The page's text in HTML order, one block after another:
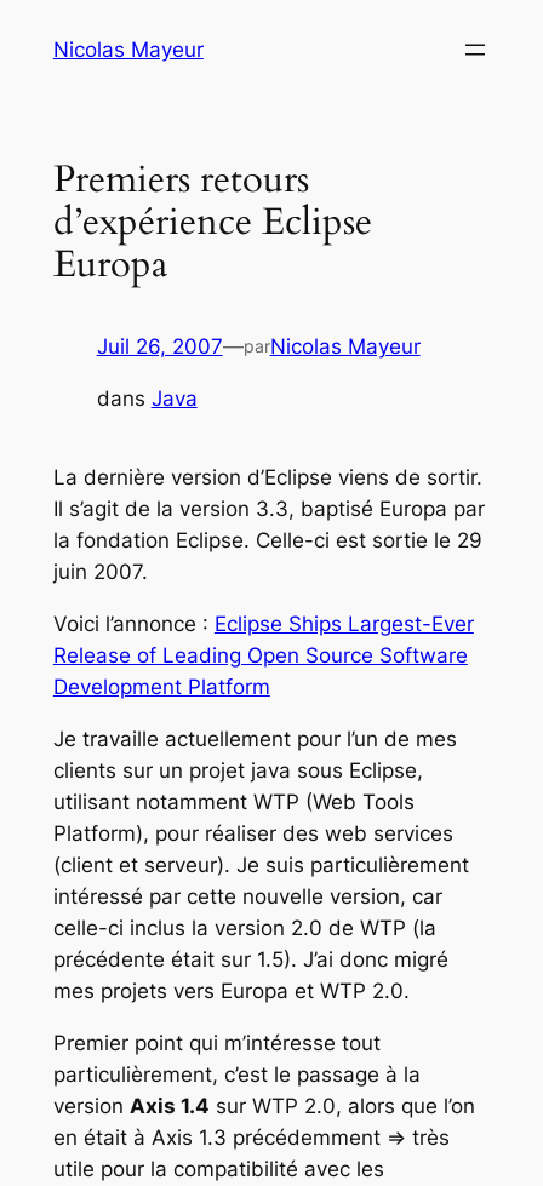
Nicolas Mayeur
Premiers retours
d’expérience Eclipse
Europa
Juil 26, 2007—parNicolas Mayeur
dans Java
La dernière version d’Eclipse viens de sortir.
Il s’agit de la version 3.3, baptisé Europa par
la fondation Eclipse. Celle-ci est sortie le 29
juin 2007.
Voici l’annonce : Eclipse Ships Largest-Ever
Release of Leading Open Source Software
Development Platform
Je travaille actuellement pour l’un de mes
clients sur un projet java sous Eclipse,
utilisant notamment WTP (Web Tools
Platform), pour réaliser des web services
(client et serveur). Je suis particulièrement
intéressé par cette nouvelle version, car
celle-ci inclus la version 2.0 de WTP (la
précédente était sur 1.5). J’ai donc migré
mes projets vers Europa et WTP 2.0.
Premier point qui m’intéresse tout
particulièrement, c’est le passage à la
version Axis 1.4 sur WTP 2.0, alors que l’on
en était à Axis 1.3 précédemment => très
utile pour la compatibilité avec les